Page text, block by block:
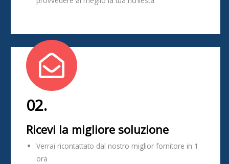
02.
Ricevi la migliore soluzione
Verrai ricontattato dal nostro miglior fornitore in 1
ora